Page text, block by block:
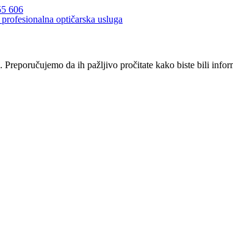
. Preporučujemo da ih pažljivo pročitate kako biste bili